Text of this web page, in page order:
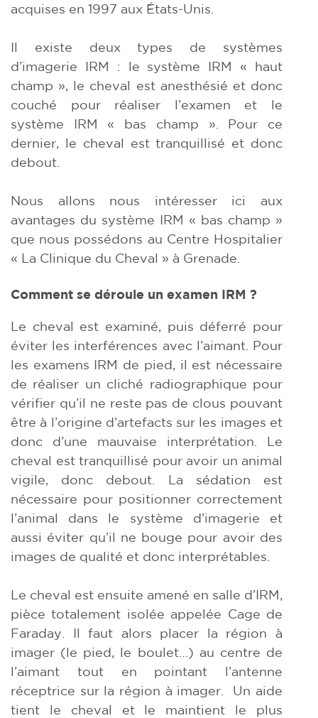
acquises en 1997 aux États-Unis.
Il existe deux types de systèmes
d’imagerie IRM : le système IRM « haut
champ », le cheval est anesthésié et donc
couché pour réaliser l’examen et le
système IRM « bas champ ». Pour ce
dernier, le cheval est tranquillisé et donc
debout.
Nous allons nous intéresser ici aux
avantages du système IRM « bas champ »
que nous possédons au Centre Hospitalier
« La Clinique du Cheval » à Grenade.
Comment se déroule un examen IRM ?
Le cheval est examiné, puis déferré pour
éviter les interférences avec l’aimant. Pour
les examens IRM de pied, il est nécessaire
de réaliser un cliché radiographique pour
vérifier qu’il ne reste pas de clous pouvant
être à l’origine d’artefacts sur les images et
donc d’une mauvaise interprétation. Le
cheval est tranquillisé pour avoir un animal
vigile, donc debout. La sédation est
nécessaire pour positionner correctement
l’animal dans le système d’imagerie et
aussi éviter qu’il ne bouge pour avoir des
images de qualité et donc interprétables.
Le cheval est ensuite amené en salle d’IRM,
pièce totalement isolée appelée Cage de
Faraday. Il faut alors placer la région à
imager (le pied, le boulet…) au centre de
l’aimant tout en pointant l’antenne
réceptrice sur la région à imager. Un aide
tient le cheval et le maintient le plus